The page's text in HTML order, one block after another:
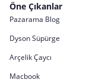
Öne Çıkanlar
Pazarama Blog
Dyson Süpürge
Arçelik Çaycı
Macbook